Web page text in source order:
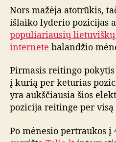
Nors mažėja atotrūkis,
išlaiko lyderio pozicijas
populiariausių
internete balandžio
Pirmasis reitingo
į kurią per keturias
yra aukščiausia šios
pozicija reitinge per
Po mėnesio pertraukos